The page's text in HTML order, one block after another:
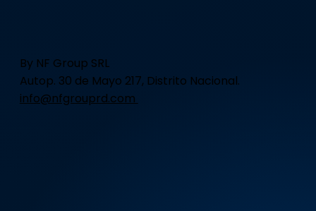
By NF Group SRL
Autop. 30 de Mayo 217, Distrito Nacional.
info@nfgrouprd.com